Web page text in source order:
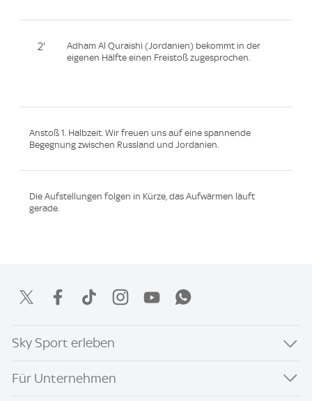
2'
Adham Al Quraishi (Jordanien) bekommt in der
eigenen Hälfte einen Freistoß zugesprochen.
Anstoß 1. Halbzeit. Wir freuen uns auf eine spannende
Begegnung zwischen Russland und Jordanien.
Die Aufstellungen folgen in Kürze, das Aufwärmen läuft
gerade.
Sky Sport erleben
Für Unternehmen